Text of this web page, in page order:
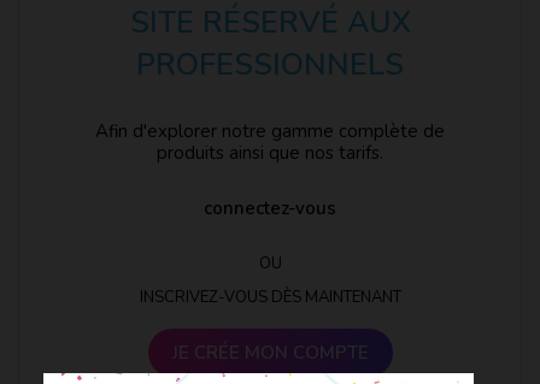
SITE RÉSERVÉ AUX
PROFESSIONNELS
Afin d'explorer notre gamme complète de
produits ainsi que nos tarifs.
connectez-vous
OU
INSCRIVEZ-VOUS DÈS MAINTENANT
JE CRÉE MON COMPTE